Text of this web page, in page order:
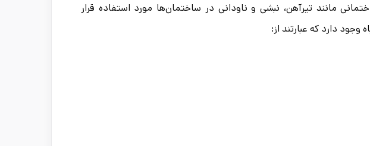
مانند تیرآهن، نبشی و ناودانی در ساختمان‌ها مورد استفاده قرار
وجود دارد که عبارتند از: